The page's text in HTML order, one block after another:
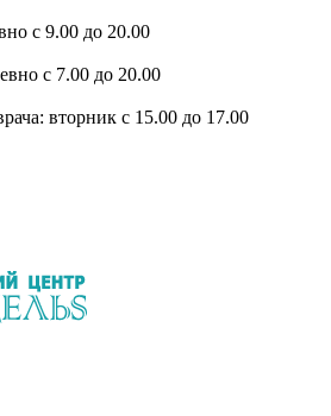
с 9.00 до 20.00
с 7.00 до 20.00
вторник с 15.00 до 17.00